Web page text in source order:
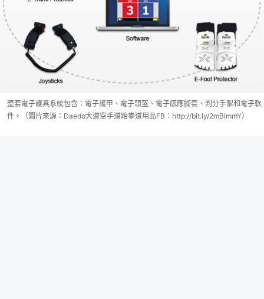
整套電子護具系統包含：電子護甲、電子頭盔、電子感應腳套、判分手掣和電子軟
件。（圖片來源：Daedo大道空手道跆拳道用品FB：http://bit.ly/2mBImmY）